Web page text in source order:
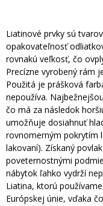
Liatinové prvky sú
opakovateľnosť
rovnakú veľkosť, čo
Precízne vyrobený rám
Použitá je prášková
nepoužíva.
čo má za následok
umožňuje dosiahnuť
rovnomerným pokrytím
lakovaní). Získaný
poveternostnými
nábytok ľahko vydrží
Liatina, ktorú
Európskej únie, vďaka